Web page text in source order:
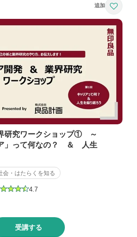
研究ワークショップ① ～
」って何なの？ ＆ 人生
会・はたらくを知る
4.7
受講する